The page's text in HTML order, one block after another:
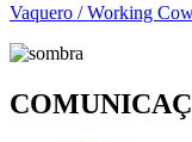
Vaquero / Working